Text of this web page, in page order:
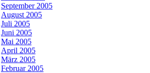
September 2005
August 2005
Juli 2005
Juni 2005
Mai 2005
April 2005
März 2005
Februar 2005